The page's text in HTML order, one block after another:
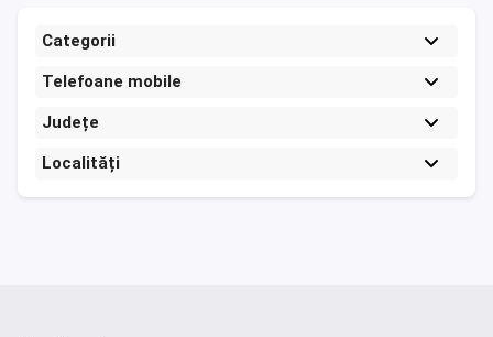
Categorii
Telefoane mobile
Județe
Localități